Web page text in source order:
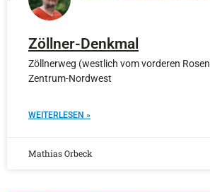
Zöllner-Denkmal
Zöllnerweg (westlich vom vorderen
Zentrum-Nordwest
WEITERLESEN »
Mathias Orbeck